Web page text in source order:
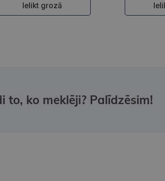
Ielikt grozā
to, ko meklēji? Palīdzēsim!